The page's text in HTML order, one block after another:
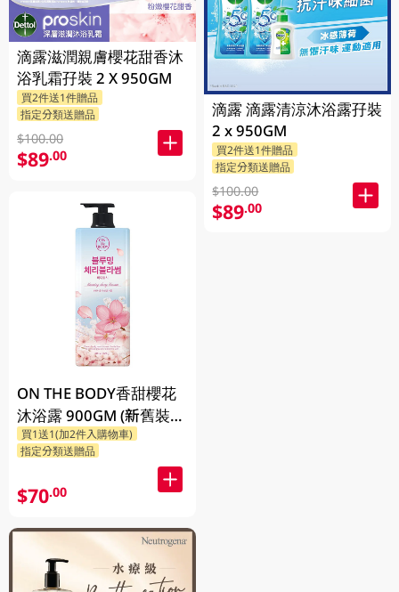
滴露滋潤親膚櫻花甜香沐
浴乳霜孖裝 2 X 950GM
買2件送1件贈品
指定分類送贈品
$100.00
$89.00
ON THE BODY香甜櫻花
沐浴露 900GM (新舊裝隨
機發貨)
買1送1(加2件入購物車)
指定分類送贈品
$70.00
滴露 滴露清涼沐浴露孖裝
2 x 950GM
買2件送1件贈品
指定分類送贈品
$100.00
$89.00